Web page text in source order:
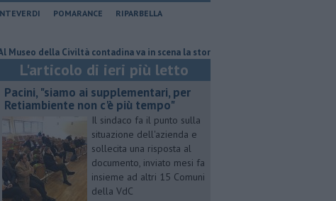
POMARANCE
RIPARBELLA
Civiltà contadina va in scena la storia Pacini, "siamo ai
L'articolo di ieri più letto
Pacini, "siamo ai supplementari, per
Retiambiente non c'è più tempo"
Il sindaco fa il punto sulla
situazione dell'azienda e
sollecita una risposta al
documento, inviato mesi fa
insieme ad altri 15 Comuni
della VdC